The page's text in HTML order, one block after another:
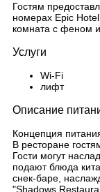
Гостям
номерах Epic
комната с феном
Услуги
Wi-Fi
лифт
Описание
Концепция
В ресторане
Гости могут
подают блюда
снек-баре,
"Shadows